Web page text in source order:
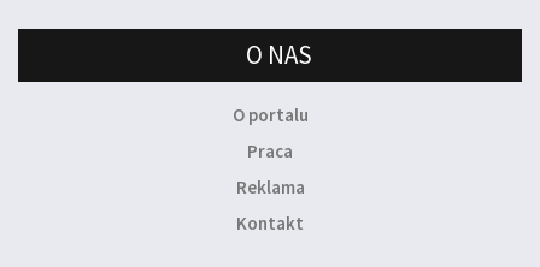
O NAS
O portalu
Praca
Reklama
Kontakt